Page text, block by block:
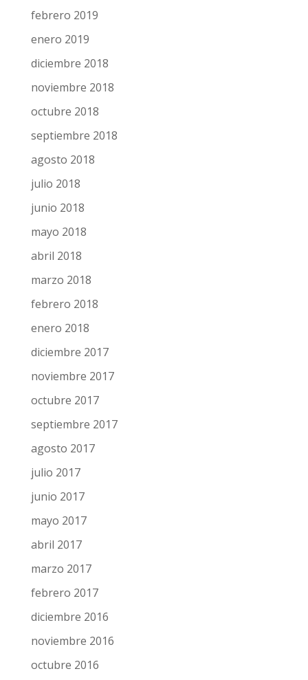
febrero 2019
enero 2019
diciembre 2018
noviembre 2018
octubre 2018
septiembre 2018
agosto 2018
julio 2018
junio 2018
mayo 2018
abril 2018
marzo 2018
febrero 2018
enero 2018
diciembre 2017
noviembre 2017
octubre 2017
septiembre 2017
agosto 2017
julio 2017
junio 2017
mayo 2017
abril 2017
marzo 2017
febrero 2017
diciembre 2016
noviembre 2016
octubre 2016